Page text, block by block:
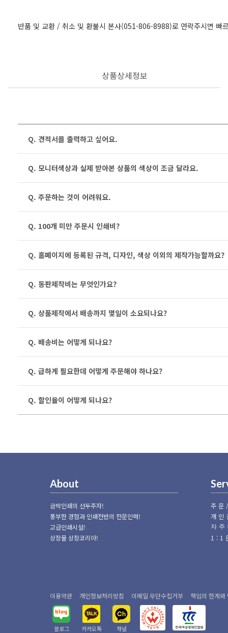
반품 및 교환 / 취소 및 환불시 본사(051-806-8988)로 연락주시면 빠
상품상세정보
Q. 견적서를 출력하고 싶어요.
Q. 모니터색상과 실제 받아본 상품의 색상이 조금 달라요.
Q. 주문하는 것이 어려워요.
Q. 100개 미만 주문시 인쇄비?
Q. 홈페이지에 등록된 규격, 디자인, 색상 이외의 제작가능할까요?
Q. 동판제작비는 무엇인가요?
Q. 상품제작에서 배송까지 몇일이 소요되나요?
Q. 배송비는 어떻게 되나요?
Q. 급하게 필요한데 어떻게 주문해야 하나요?
Q. 할인율이 어떻게 되나요?
About
금박인쇄의 선두주자!
풍부한 경험과 인쇄전반의 전문인력!
고급인쇄시설!
상장몰 상장코리아!
주
개인
자
1:1
이용약관 개인정보처리방침 이메일 무단수집거부 책임의 한계와
블로그 카카오톡 채널